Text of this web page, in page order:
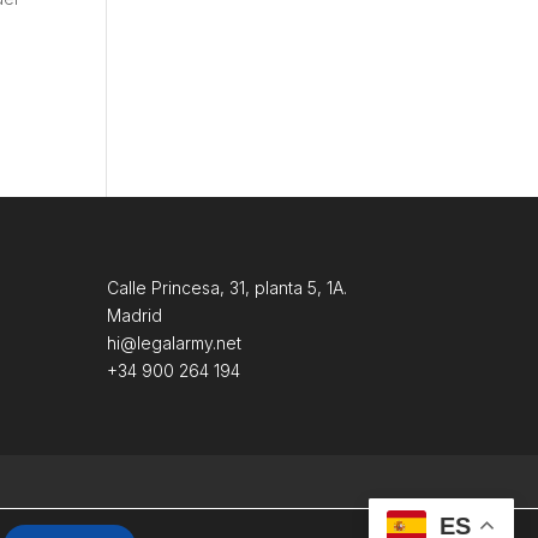
Calle Princesa, 31, planta 5, 1A.
Madrid
hi@legalarmy.net
+34 900 264 194
ES